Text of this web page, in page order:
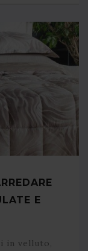
E
in velluto,